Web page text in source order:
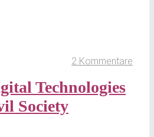
2 Kommentare
Technologies
Society